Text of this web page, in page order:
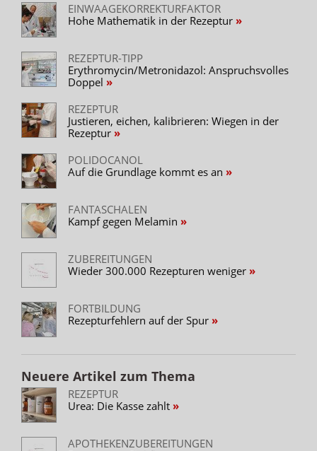
EINWAAGEKORREKTURFAKTOR
Hohe Mathematik in der Rezeptur
REZEPTUR-TIPP
Erythromycin/Metronidazol: Anspruchsvolles
Doppel
REZEPTUR
Justieren, eichen, kalibrieren: Wiegen in der
Rezeptur
POLIDOCANOL
Auf die Grundlage kommt es an
FANTASCHALEN
Kampf gegen Melamin
ZUBEREITUNGEN
Wieder 300.000 Rezepturen weniger
FORTBILDUNG
Rezepturfehlern auf der Spur
Neuere Artikel zum Thema
REZEPTUR
Urea: Die Kasse zahlt
APOTHEKENZUBEREITUNGEN